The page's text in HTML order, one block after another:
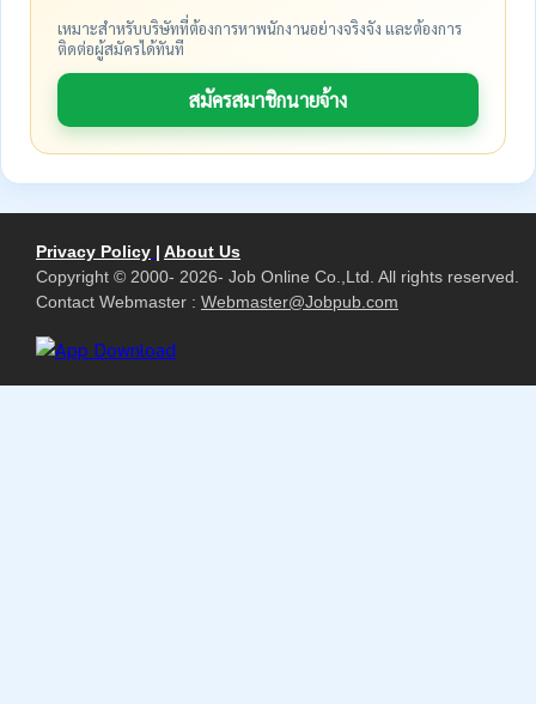
เหมาะสำหรับบริษัทที่ต้องการหาพนักงานอย่างจริงจัง และต้องการ
ติดต่อผู้สมัครได้ทันที
สมัครสมาชิกนายจ้าง
Privacy Policy | About Us
Copyright © 2000- 2026- Job Online Co.,Ltd. All rights reserved.
Contact Webmaster : Webmaster@Jobpub.com